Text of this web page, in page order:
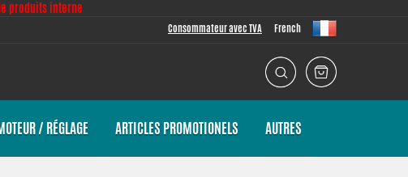
produits interne
Consommateur avec TVA French
/ RÉGLAGE ARTICLES PROMOTIONELS AUTRES